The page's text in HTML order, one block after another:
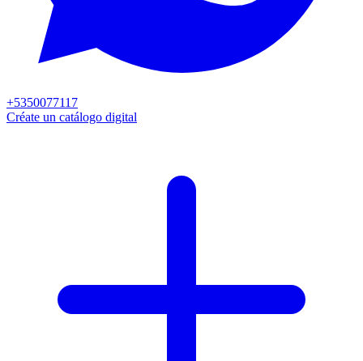
+5350077117
Créate un catálogo digital